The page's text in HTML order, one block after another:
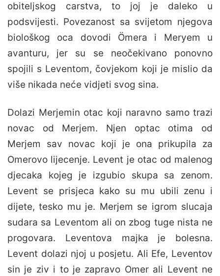
obiteljskog carstva, to joj je daleko u
podsvijesti. Povezanost sa svijetom njegova
biološkog oca dovodi Ömera i Meryem u
avanturu, jer su se neočekivano ponovno
spojili s Leventom, čovjekom koji je mislio da
više nikada neće vidjeti svog sina.
Dolazi Merjemin otac koji naravno samo trazi
novac od Merjem. Njen optac otima od
Merjem sav novac koji je ona prikupila za
Omerovo lijecenje. Levent je otac od malenog
djecaka kojeg je izgubio skupa sa zenom.
Levent se prisjeca kako su mu ubili zenu i
dijete, tesko mu je. Merjem se igrom slucaja
sudara sa Leventom ali on zbog tuge nista ne
progovara. Leventova majka je bolesna.
Levent dolazi njoj u posjetu. Ali Efe, Leventov
sin je ziv i to je zapravo Omer ali Levent ne